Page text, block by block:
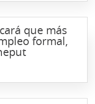
que más
formal,